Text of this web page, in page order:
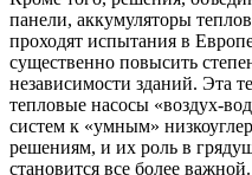
панели, аккумуляторы
проходят испытания в
существенно повысить
независимости зданий. Эта
тепловые насосы «воздух-
систем к «умным»
решениям, и их роль в
становится все более важной.